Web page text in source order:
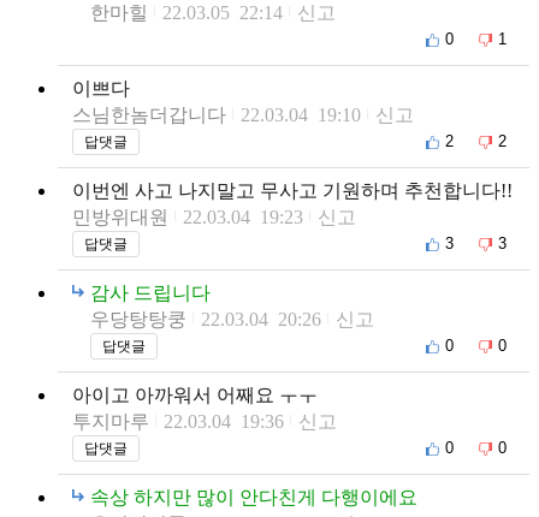
한마힐
22.03.05 22:14 신고
0 1
이쁘다
스님한놈더갑니다
22.03.04 19:10 신고
답댓글 2 2
이번엔 사고 나지말고 무사고 기원하며 추천합니다!!
민방위대원
22.03.04 19:23 신고
답댓글 3 3
감사 드립니다
우당탕탕쿵
22.03.04 20:26 신고
답댓글 0 0
아이고 아까워서 어째요 ㅜㅜ
투지마루
22.03.04 19:36 신고
답댓글 0 0
속상 하지만 많이 안다친게 다행이에요